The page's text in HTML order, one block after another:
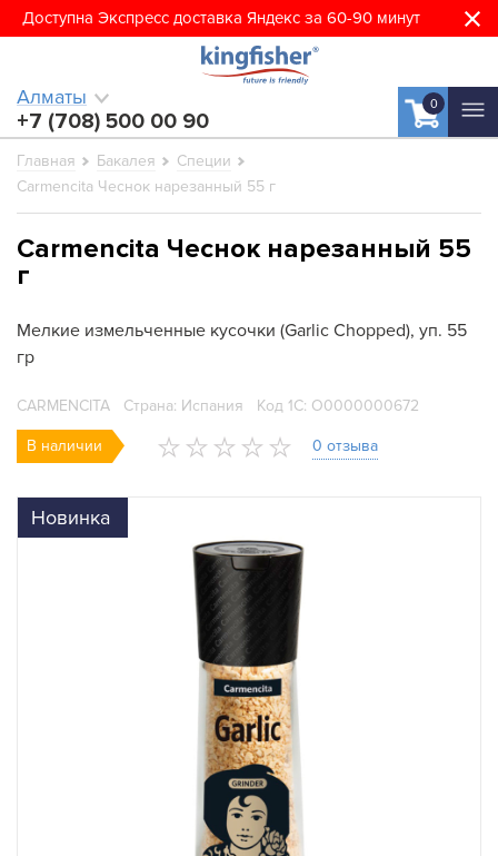
Доступна Экспресс доставка Яндекс за 60-90 минут
0
Алматы
+7 (708) 500 00 90
Главная Бакалея
Специи
Carmencita Чеснок нарезанный 55 г
Carmencita Чеснок нарезанный 55
г
Мелкие измельченные кусочки (Garlic Chopped), уп. 55
гр
CARMENCITA Страна: Испания Код 1С: О0000000672
В наличии 0 отзыва
Новинка